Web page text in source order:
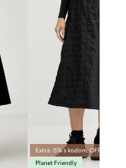
Extra -5% s kodom: OFF*
Planet Friendly